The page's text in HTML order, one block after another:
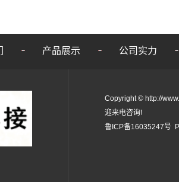
产品展示 公司实力
Copyright © http://
迎来电咨询!
鲁ICP备16035247号